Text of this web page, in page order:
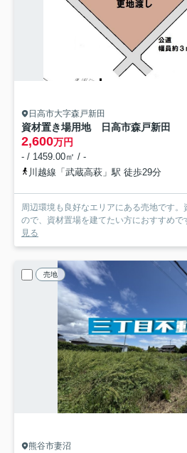
日高市大字森戸新田
資材置き場用地 日高市森戸新田
2,600万円
- / 1459.00㎡ / -
川越線「武蔵高萩」駅 徒歩29分
周辺環境も良好なエリアにある売地です
ので、資材置場を建てたい方におすすめで
見る
売地
熊谷市妻沼